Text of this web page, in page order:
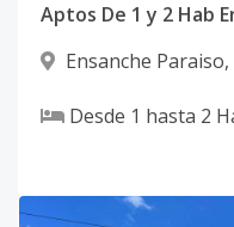
Ensanche Paraiso,
Desde 1 hasta 2